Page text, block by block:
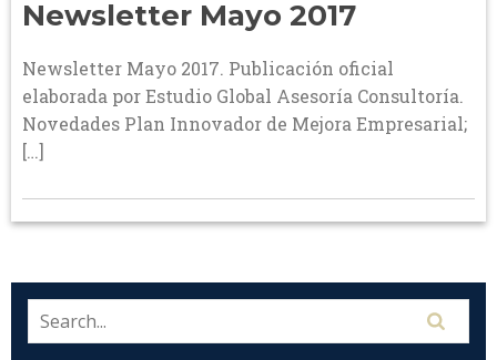
Newsletter Mayo 2017
Newsletter Mayo 2017. Publicación oficial
elaborada por Estudio Global Asesoría Consultoría.
Novedades Plan Innovador de Mejora Empresarial;
[…]